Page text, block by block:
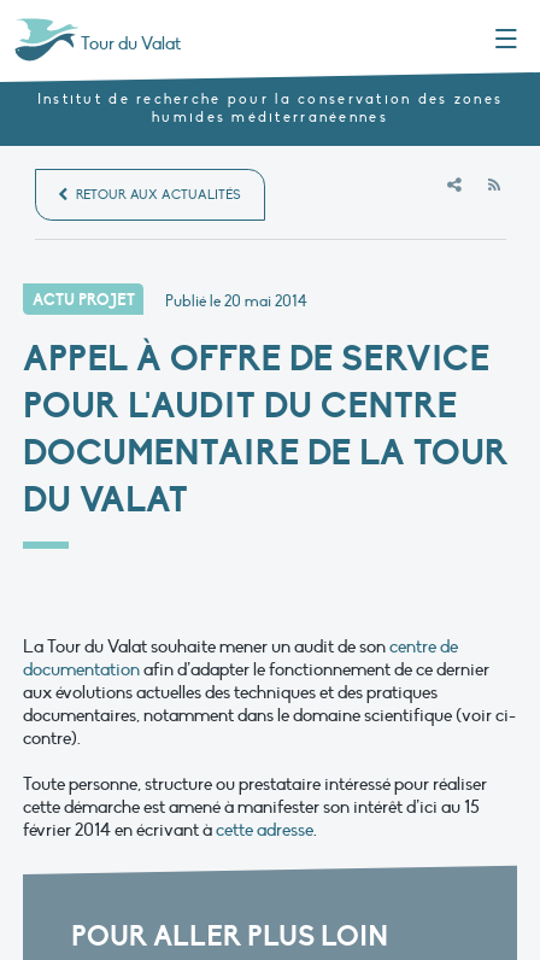
Tour du Valat
Institut de recherche pour la conservation des zones
humides méditerranéennes
RETOUR AUX ACTUALITÉS
ACTU PROJET Publié le20 mai 2014
APPEL À OFFRE DE SERVICE
POUR L'AUDIT DU CENTRE
DOCUMENTAIRE DE LA TOUR
DU VALAT
La Tour du Valat souhaite mener un audit de soncentre de
documentationafin d’adapter le fonctionnement de ce dernier
aux évolutions actuelles des techniques et des pratiques
documentaires, notamment dans le domaine scientifique (voir ci-
contre).
Toute personne, structure ou prestataire intéressé pour réaliser
cette démarche est amené à manifester son intérêt d’ici au 15
février 2014 en écrivant àcette adresse.
POUR ALLER PLUS LOIN